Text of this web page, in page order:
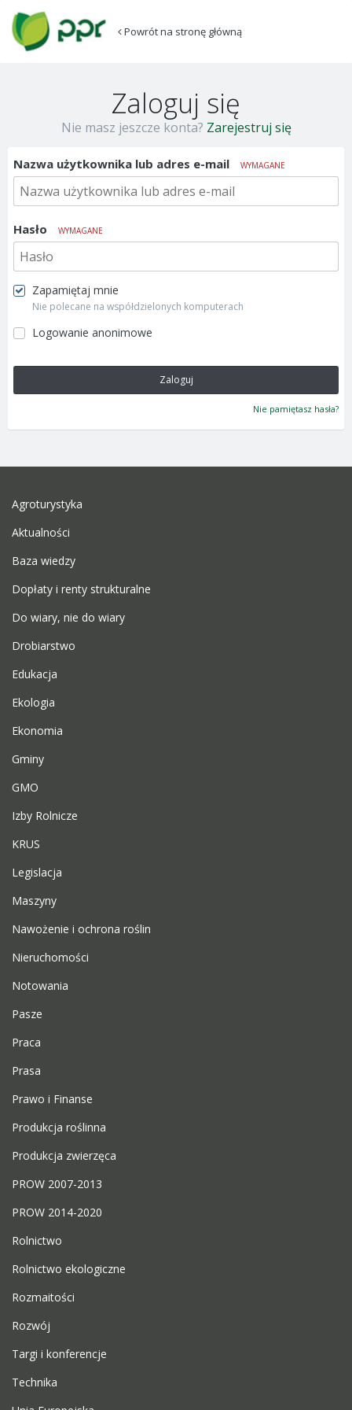
Powrót na stronę główną
Zaloguj się
Nie masz jeszcze konta? Zarejestruj się
Nazwa użytkownika lub adres e-mail WYMAGANE
Hasło WYMAGANE
Zapamiętaj mnie
Nie polecane na współdzielonych komputerach
Logowanie anonimowe
Zaloguj
Nie pamiętasz hasła?
Agroturystyka
Aktualności
Baza wiedzy
Dopłaty i renty strukturalne
Do wiary, nie do wiary
Drobiarstwo
Edukacja
Ekologia
Ekonomia
Gminy
GMO
Izby Rolnicze
KRUS
Legislacja
Maszyny
Nawożenie i ochrona roślin
Nieruchomości
Notowania
Pasze
Praca
Prasa
Prawo i Finanse
Produkcja roślinna
Produkcja zwierzęca
PROW 2007-2013
PROW 2014-2020
Rolnictwo
Rolnictwo ekologiczne
Rozmaitości
Rozwój
Targi i konferencje
Technika